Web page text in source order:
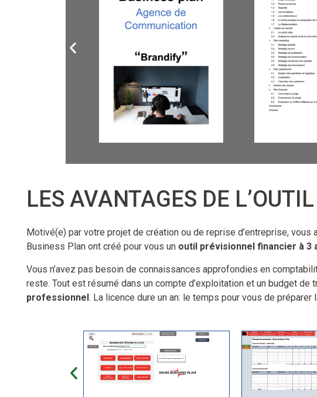
LES AVANTAGES DE
Motivé(e) par votre projet de création ou de reprise d’entreprise,
Business Plan ont créé pour vous un outil prévisionnel financier à 3
Vous n’avez pas besoin de connaissances approfondies en
reste. Tout est résumé dans un compte d’exploitation et un budget
professionnel. La licence dure un an: le temps pour vous de